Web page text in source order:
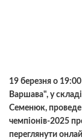
19 березня о
Варшава", у
Семенюк, проведе
чемпіонів-2025
переглянути